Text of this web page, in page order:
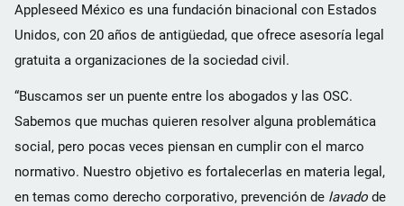
Appleseed México es una fundación binacional con Estados
Unidos, con 20 años de antigüedad, que ofrece asesoría legal
gratuita a organizaciones de la sociedad civil.
“Buscamos ser un puente entre los abogados y las OSC.
Sabemos que muchas quieren resolver alguna problemática
social, pero pocas veces piensan en cumplir con el marco
normativo. Nuestro objetivo es fortalecerlas en materia legal,
en temas como derecho corporativo, prevención de lavado de